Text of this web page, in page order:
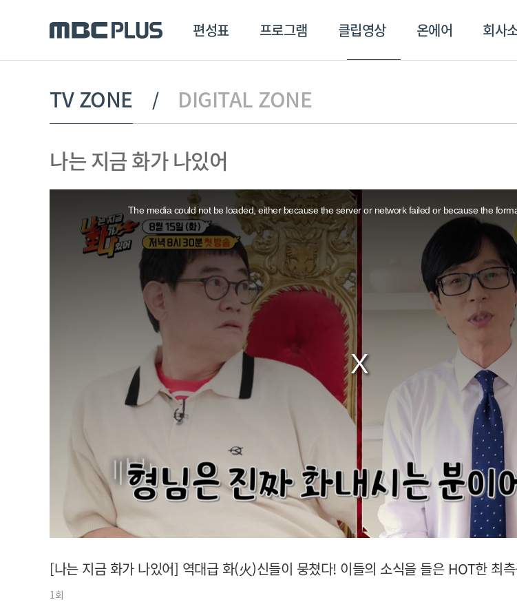
편성표 프로그램 클립영상 온에어 회사
편성표
MBC 스포츠+
MBC 드라마넷
MBC 엠
MBC 디지털
프로그램
전체
종영프로그램
클립영상
ALL THE K-POP 스포츠플러스
셀럽챔프
TV ZONE
DIGITAL ZONE
나는 지금 화가 나있어
The media could not be loaded, either because the server or network failed or because the
[나는 지금 화가 나있어] 역대급 화(火)신들이 뭉쳤다! 이들의 소식을 들은 HOT한 최
1회